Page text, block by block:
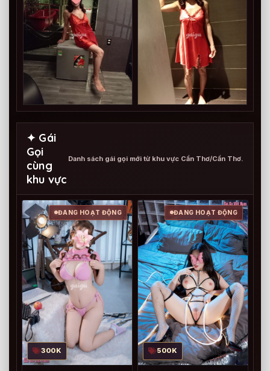
✦ Gái
Gọi
cùng
khu vực
Danh sách gái gọi mới từ khu vực Cần Thơ/Cần Thơ.
ĐANG HOẠT ĐỘNG
300K
ĐANG HOẠT ĐỘNG
500K